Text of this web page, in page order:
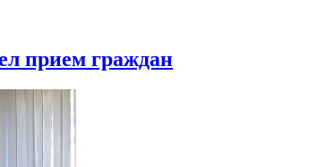
прием граждан